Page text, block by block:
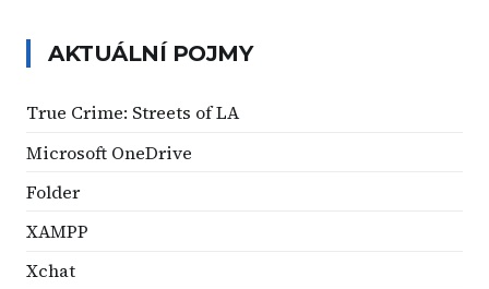
AKTUÁLNÍ POJMY
True Crime: Streets of LA
Microsoft OneDrive
Folder
XAMPP
Xchat